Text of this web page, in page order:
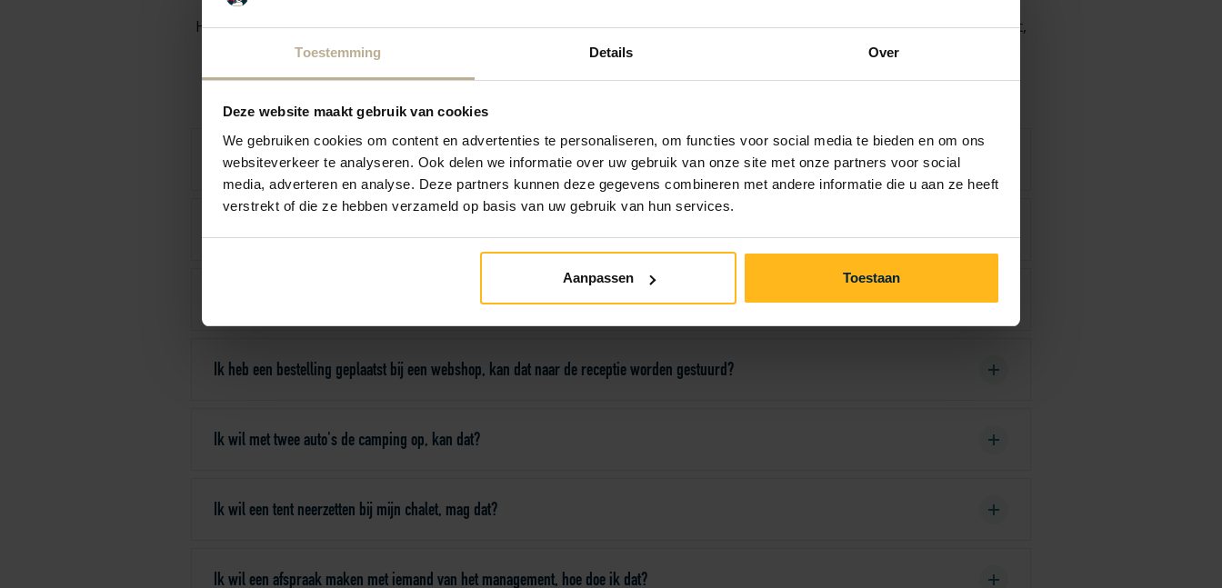
Toestemming Details Over
Deze website maakt gebruik van cookies
We gebruiken cookies om content en advertenties te personaliseren, om functies voor social media te bieden en om ons
websiteverkeer te analyseren. Ook delen we informatie over uw gebruik van onze site met onze partners voor social
media, adverteren en analyse. Deze partners kunnen deze gegevens combineren met andere informatie die u aan ze heeft
verstrekt of die ze hebben verzameld op basis van uw gebruik van hun services.
Aanpassen Toestaan
Hebben jullie een vraag over jullie jaarplaats? Waarschijnlijk staat het antwoord op jullie vraag hieronder vermeld. Zo niet,
neem dan contact op met de receptie. Wij helpen je graag!
Kan ik gebruikmaken van de WiFi?
Ik heb een bestelling geplaatst bij een bouwmarkt, kan dat naar mijn chalet worden gebracht?
Ik heb een bestelling geplaatst bij een webshop, kan dat naar de receptie worden gestuurd?
Ik wil met twee auto's de camping op, kan dat?
Ik wil een tent neerzetten bij mijn chalet, mag dat?
Ik wil een afspraak maken met iemand van het management, hoe doe ik dat?